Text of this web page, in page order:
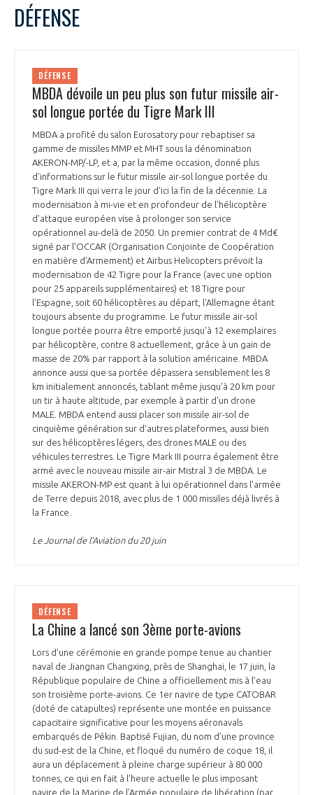
DÉFENSE
DÉFENSE
MBDA dévoile un peu plus son futur missile air-
sol longue portée du Tigre Mark III
MBDA a profité du salon Eurosatory pour rebaptiser sa
gamme de missiles MMP et MHT sous la dénomination
AKERON-MP/-LP, et a, par la même occasion, donné plus
d'informations sur le futur missile air-sol longue portée du
Tigre Mark III qui verra le jour d'ici la fin de la décennie. La
modernisation à mi-vie et en profondeur de l'hélicoptère
d'attaque européen vise à prolonger son service
opérationnel au-delà de 2050. Un premier contrat de 4 Md€
signé par l'OCCAR (Organisation Conjointe de Coopération
en matière d'Armement) et Airbus Helicopters prévoit la
modernisation de 42 Tigre pour la France (avec une option
pour 25 appareils supplémentaires) et 18 Tigre pour
l'Espagne, soit 60 hélicoptères au départ, l'Allemagne étant
toujours absente du programme. Le futur missile air-sol
longue portée pourra être emporté jusqu'à 12 exemplaires
par hélicoptère, contre 8 actuellement, grâce à un gain de
masse de 20% par rapport à la solution américaine. MBDA
annonce aussi que sa portée dépassera sensiblement les 8
km initialement annoncés, tablant même jusqu'à 20 km pour
un tir à haute altitude, par exemple à partir d'un drone
MALE. MBDA entend aussi placer son missile air-sol de
cinquième génération sur d'autres plateformes, aussi bien
sur des hélicoptères légers, des drones MALE ou des
véhicules terrestres. Le Tigre Mark III pourra également être
armé avec le nouveau missile air-air Mistral 3 de MBDA. Le
missile AKERON-MP est quant à lui opérationnel dans l'armée
de Terre depuis 2018, avec plus de 1 000 missiles déjà livrés à
la France.
Le Journal de l’Aviation du 20 juin
DÉFENSE
La Chine a lancé son 3ème porte-avions
Lors d’une cérémonie en grande pompe tenue au chantier
naval de Jiangnan Changxing, près de Shanghai, le 17 juin, la
République populaire de Chine a officiellement mis à l’eau
son troisième porte-avions. Ce 1er navire de type CATOBAR
(doté de catapultes) représente une montée en puissance
capacitaire significative pour les moyens aéronavals
embarqués de Pékin. Baptisé Fujian, du nom d’une province
du sud-est de la Chine, et floqué du numéro de coque 18, il
aura un déplacement à pleine charge supérieur à 80 000
tonnes, ce qui en fait à l’heure actuelle le plus imposant
navire de la Marine de l’Armée populaire de libération (par